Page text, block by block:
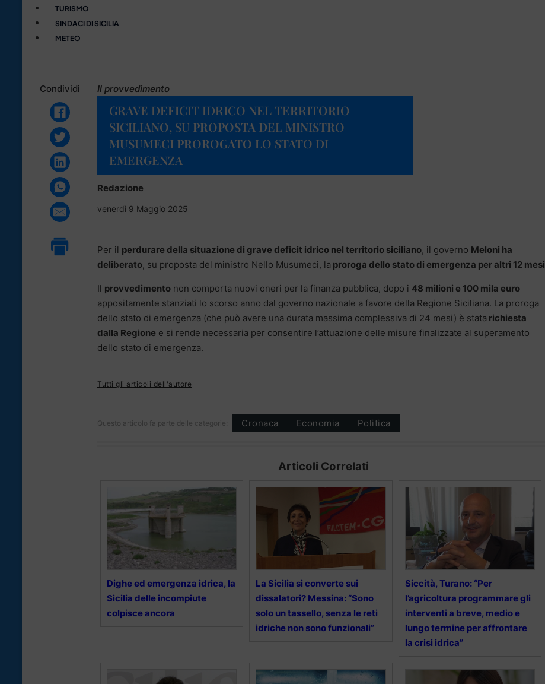
TURISMO
SINDACI DI SICILIA
METEO
Condividi Il provvedimento
GRAVE DEFICIT IDRICO NEL TERRITORIO
SICILIANO, SU PROPOSTA DEL MINISTRO
MUSUMECI PROROGATO LO STATO DI
EMERGENZA
Redazione
venerdì 9 Maggio 2025
Per il perdurare della situazione di grave deficit idrico nel territorio siciliano, il governo Meloni ha
deliberato, su proposta del ministro Nello Musumeci, la proroga dello stato di emergenza per altri 12 mesi
Il provvedimento non comporta nuovi oneri per la finanza pubblica, dopo i 48 milioni e 100 mila euro
appositamente stanziati lo scorso anno dal governo nazionale a favore della Regione Siciliana. La proroga
dello stato di emergenza (che può avere una durata massima complessiva di 24 mesi) è stata richiesta
dalla Regione e si rende necessaria per consentire l’attuazione delle misure finalizzate al superamento
dello stato di emergenza.
Tutti gli articoli dell'autore
Questo articolo fa parte delle categorie: Cronaca Economia Politica
Articoli Correlati
Dighe ed emergenza idrica, la
Sicilia delle incompiute
colpisce ancora
La Sicilia si converte sui
dissalatori? Messina: “Sono
solo un tassello, senza le reti
idriche non sono funzionali”
Siccità, Turano: “Per
l’agricoltura programmare gli
interventi a breve, medio e
lungo termine per affrontare
la crisi idrica”